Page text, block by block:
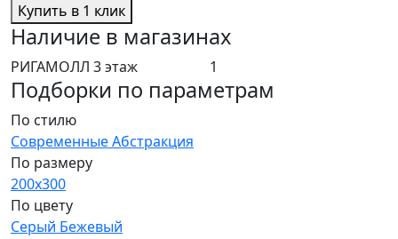
Купить в 1 клик
Наличие в магазинах
РИГАМОЛЛ 3 этаж 1
Подборки по параметрам
По стилю
СовременныеАбстракция
По размеру
200x300
По цвету
Серый Бежевый